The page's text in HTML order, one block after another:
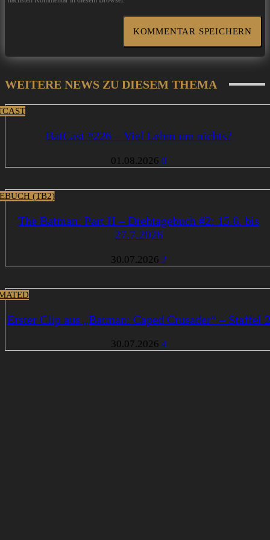
WEITERE NEWS ZU DIESEM THEMA
BatCast #226 – Viel Lehm um nichts?
01.08.2026 0
(TB2)
The Batman: Part II – Drehtagebuch #2: 15.6. bis
27.7.2026
30.07.2026 2
Erster Clip aus „Batman: Caped Crusader“ – Staffel 2
30.07.2026 4